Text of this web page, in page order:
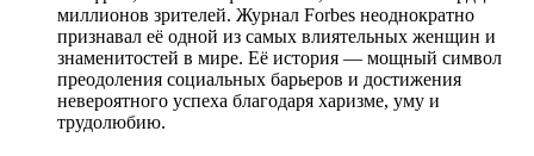
миллионов зрителей. Журнал Forbes неоднократно
признавал её одной из самых влиятельных женщин и
знаменитостей в мире. Её история — мощный символ
преодоления социальных барьеров и достижения
невероятного успеха благодаря харизме, уму и
трудолюбию.